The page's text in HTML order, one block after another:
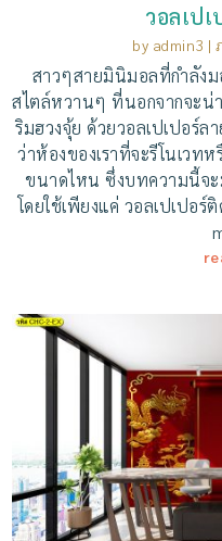
วอลเป
by admin3 |
สาวๆสายมินิมอลที่กำลัง
สไตล์หวานๆ ที่นอกจากจะน่
ริมฮวงจุ้ย ด้วยวอลเปเปอร์
ว่าห้องของเราที่จะรีโนเวท
ขนาดไหน ซึ่งบทความนี้จ
โดยใช้เพียงแค่ วอลเปเปอ